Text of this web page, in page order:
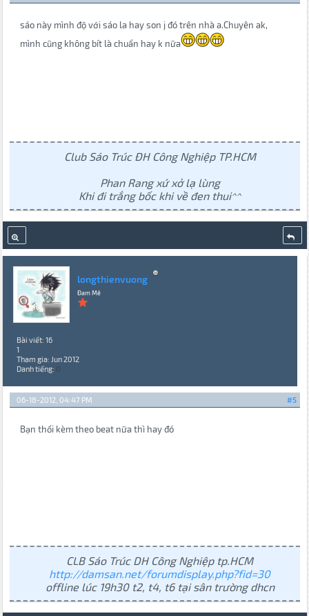
sáo này mình độ với sáo la hay son j đó trên nhà a.Chuyên ak,
mình cũng không bít là chuẩn hay k nữa
Club Sáo Trúc ĐH Công Nghiệp TP.HCM
Phan Rang xứ xở lạ lùng
Khi đi trắng bốc khi về đen thui^^
longthienvuong
Đam Mê
Bài viết: 16
1
Tham gia: Jun 2012
Danh tiếng: 0
#5
06-18-2012, 04:47 PM
Bạn thổi kèm theo beat nữa thì hay đó
CLB Sáo Trúc DH Công Nghiệp tp.HCM
http://damsan.net/forumdisplay.php?fid=30
offline lúc 19h30 t2, t4, t6 tại sân trường dhcn